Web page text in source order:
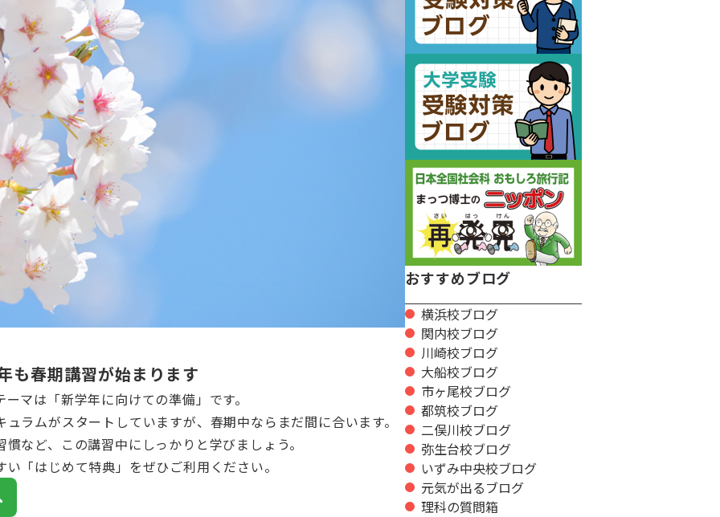
も春期講習が始まります
マは「新学年に向けての準備」です。
ラムがスタートしていますが、春期中ならまだ間に合います。
など、この講習中にしっかりと学びましょう。
「はじめて特典」をぜひご利用ください。
おすすめブログ
横浜校ブログ
関内校ブログ
川崎校ブログ
大船校ブログ
市ヶ尾校ブログ
都筑校ブログ
二俣川校ブログ
弥生台校ブログ
いずみ中央校ブログ
元気が出るブログ
理科の質問箱